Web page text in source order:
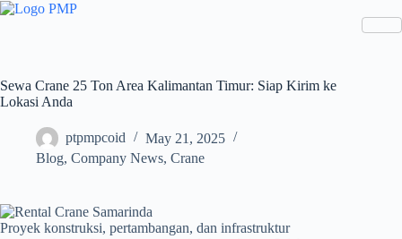
Skip
Sewa Crane 25 Ton Area Kalimantan Timur: Siap Kirim ke
Lokasi Anda
ptpmpcoid
May 21, 2025
Blog, Company News, Crane
Proyek konstruksi, pertambangan, dan infrastruktur